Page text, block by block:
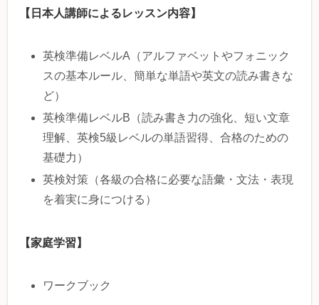
【日本人講師によるレッスン内容】
英検準備レベルA（アルファベットやフォニック
スの基本ルール、簡単な単語や英文の読み書きな
ど）
英検準備レベルB（読み書き力の強化、短い文章
理解、英検5級レベルの単語習得、合格のための
基礎力）
英検対策（各級の合格に必要な語彙・文法・表現
を着実に身につける）
【家庭学習】
ワークブック